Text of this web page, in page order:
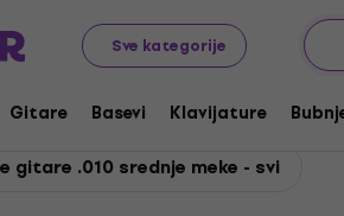
Sve kategorije
Gitare Basevi Klavijature
Žice za gitare Žice za akustične gitare
Žice za
gitare .010 srednje meke - svi